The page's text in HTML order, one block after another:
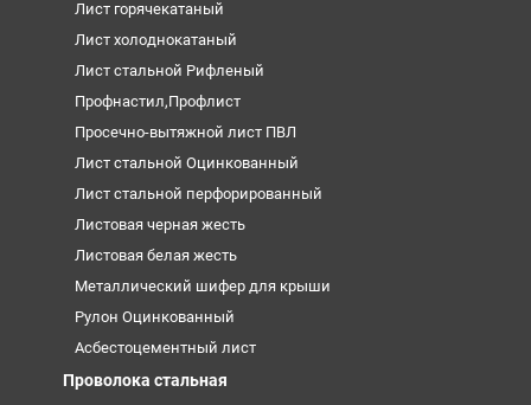
Лист горячекатаный
Лист холоднокатаный
Лист стальной Рифленый
Профнастил,Профлист
Просечно-вытяжной лист ПВЛ
Лист стальной Оцинкованный
Лист стальной перфорированный
Листовая черная жесть
Листовая белая жесть
Металлический шифер для крыши
Рулон Оцинкованный
Асбестоцементный лист
Проволока стальная